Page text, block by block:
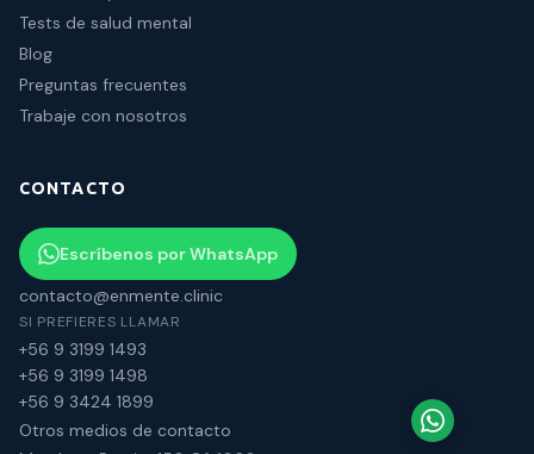
Tests de salud mental
Blog
Preguntas frecuentes
Trabaje con nosotros
CONTACTO
Escríbenos por WhatsApp
contacto@enmente.clinic
SI PREFIERES LLAMAR
+56 9 3199 1493
+56 9 3199 1498
+56 9 3424 1899
Otros medios de contacto